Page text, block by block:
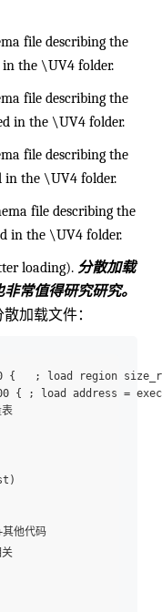
file describing the
in the \UV4 folder.
file describing the
in the \UV4 folder.
file describing the
in the \UV4 folder.
file describing the
in the \UV4 folder.
loading). 分散加载
常值得研究研究。
加载文件：
{   ; load region
{ ; load address =
他代码